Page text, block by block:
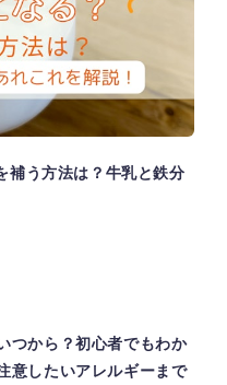
補う方法は？牛乳と鉄分
つから？初心者でもわか
意したいアレルギーまで